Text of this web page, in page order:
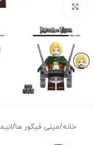
خانه/مینی فیگور ها/